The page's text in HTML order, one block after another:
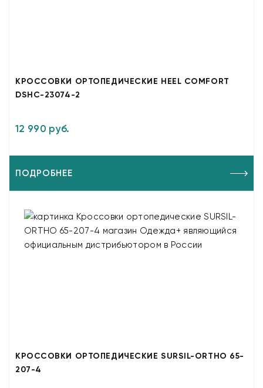
КРОССОВКИ ОРТОПЕДИЧЕСКИЕ HEEL COMFORT
DSHC-23074-2
12 990 руб.
ПОДРОБНЕЕ
КРОССОВКИ ОРТОПЕДИЧЕСКИЕ SURSIL-ORTHO 65-
207-4